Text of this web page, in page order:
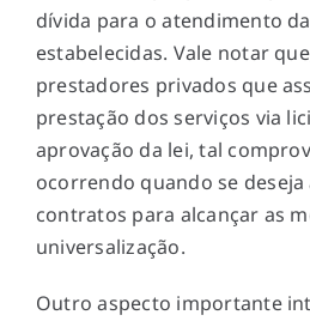
dívida para o atendimento
estabelecidas. Vale notar
prestadores privados que
prestação dos serviços via
aprovação da lei, tal
ocorrendo quando se
contratos para alcançar as
universalização.
Outro aspecto importante